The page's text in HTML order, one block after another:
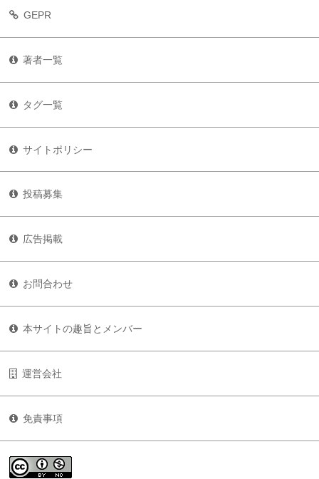
GEPR
著者一覧
タグ一覧
サイトポリシー
投稿募集
広告掲載
お問合わせ
本サイトの趣旨とメンバー
運営会社
免責事項